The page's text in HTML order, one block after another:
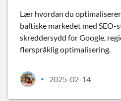
Lær hvordan du
baltiske markedet med SEO-
skreddersydd for Google,
flerspråklig optimalisering.
• 2025-02-14